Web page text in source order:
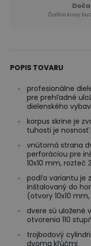
Ďalšie kusy
POPIS TOVARU
profesionálne
pre prehľadné
dielenského
korpus skrine je
tuhosti je nosnosť
vnútorná strana
perforáciou pre
10x10 mm, rozteč
podľa variantu je
inštalovaný do
(otvory 10x10
dvere sú uložené
otvorenia 110
trojbodový
dvoma kľúčmi